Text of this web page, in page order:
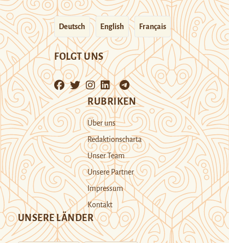
Deutsch English Français
FOLGT UNS
RUBRIKEN
Über uns
Redaktionscharta
Unser Team
Unsere Partner
Impressum
Kontakt
UNSERE LÄNDER